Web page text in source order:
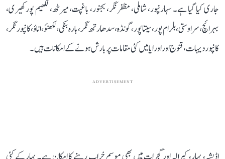
جاری کیا گیا ہے۔ سہارنپور، شاملی، مظفر نگر، بجنور، باغپت، میرٹھ، لکھیم پور کھیری،
بہرائچ، سراوستی، بلرام پور، سیتا پور، گونڈہ، سدھارتھ نگر، بارہ بنکی، لکھنؤ، اناؤ، کانپور نگر،
کانپور دیہات، قنوج اور اورایا میں کئی مقامات پر بارش ہونے کے امکانات ہیں۔
ADVERTISEMENT